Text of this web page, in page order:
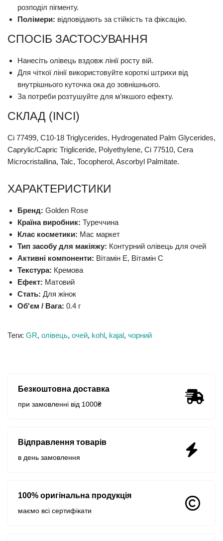
розподіл пігменту.
Полімери: відповідають за стійкість та фіксацію.
СПОСІБ ЗАСТОСУВАННЯ
Нанесіть олівець вздовж лінії росту вій.
Для чіткої лінії використовуйте короткі штрихи від
внутрішнього куточка ока до зовнішнього.
За потреби розтушуйте для м’якшого ефекту.
СКЛАД (INCI)
Ci 77499, C10-18 Triglycerides, Hydrogenated Palm Glycerides,
Caprylic/Capric Trigliceride, Polyethylene, Ci 77510, Cera
Microcristallina, Talc, Tocopherol, Ascorbyl Palmitate.
ХАРАКТЕРИСТИКИ
Бренд: Golden Rose
Країна виробник: Туреччина
Клас косметики: Мас маркет
Тип засобу для макіяжу: Контурний олівець для очей
Активні компоненти: Вітамін E, Вітамін C
Текстура: Кремова
Ефект: Матовий
Стать: Для жінок
Об'єм / Вага: 0.4 г
Теги: GR, олівець, очей, kohl, kajal, чорний
Безкоштовна доставка
при замовленні від 1000₴
Відправлення товарів
в день замовлення
100% оригінальна продукція
маємо всі сертифікати